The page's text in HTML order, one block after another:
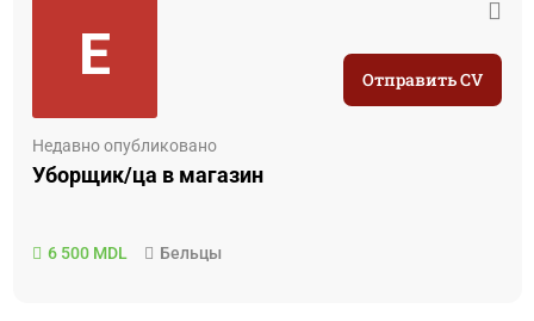
E
Недавно опубликовано
Уборщик/ца в магазин
6 500 MDL Бельцы
Отправить CV